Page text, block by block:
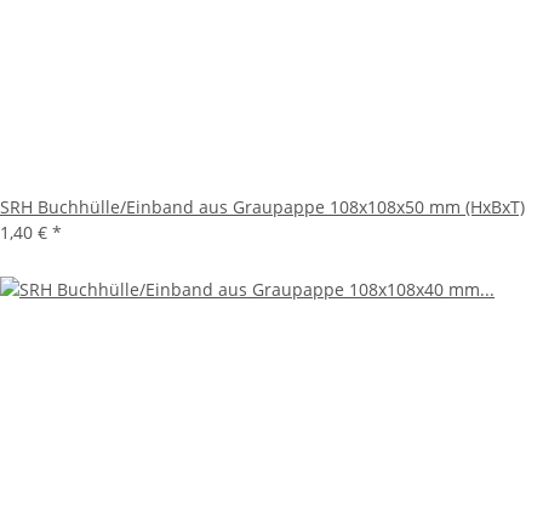
SRH Buchhülle/Einband aus Graupappe 108x108x50 mm (HxBxT)
1,40 € *